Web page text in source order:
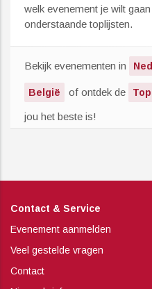
welk evenement je wilt
onderstaande toplijsten.
Bekijk evenementen in
België of ontdek de
jou het beste is!
Contact & Service
Evenement aanmelden
Veel gestelde vragen
Contact